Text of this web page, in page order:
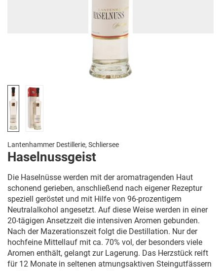
Lantenhammer Destillerie, Schliersee
Haselnussgeist
Die Haselnüsse werden mit der aromatragenden Haut
schonend gerieben, anschließend nach eigener Rezeptur
speziell geröstet und mit Hilfe von 96-prozentigem
Neutralalkohol angesetzt. Auf diese Weise werden in einer
20-tägigen Ansetzzeit die intensiven Aromen gebunden.
Nach der Mazerationszeit folgt die Destillation. Nur der
hochfeine Mittellauf mit ca. 70% vol, der besonders viele
Aromen enthält, gelangt zur Lagerung. Das Herzstück reift
für 12 Monate in seltenen atmungsaktiven Steingutfässern